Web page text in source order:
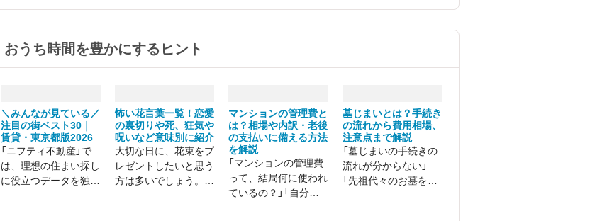
おうち時間を豊かにするヒント
＼みんなが見ている／
注目の街ベスト30｜
賃貸・東京都版2026
「ニフティ不動産」で
は、理想の住まい探し
に役立つデータを独自
怖い花言葉一覧！恋愛
の裏切りや死、狂気や
呪いなど意味別に紹介
大切な日に、花束をプ
レゼントしたいと思う
方は多いでしょう。し
マンションの管理費と
は？相場や内訳・老後
の支払いに備える方法
を解説
「マンションの管理費
って、結局何に使われ
ているの？」「自分の
墓じまいとは？手続き
の流れから費用相場、
注意点まで解説
「墓じまいの手続きの
流れが分からない」
「先祖代々のお墓を畳